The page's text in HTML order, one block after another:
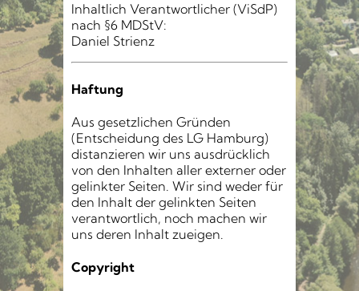
Inhaltlich Verantwortlicher (ViSdP)
nach §6 MDStV:
Daniel Strienz
Haftung
Aus gesetzlichen Gründen
(Entscheidung des LG Hamburg)
distanzieren wir uns ausdrücklich
von den Inhalten aller externer oder
gelinkter Seiten. Wir sind weder für
den Inhalt der gelinkten Seiten
verantwortlich, noch machen wir
uns deren Inhalt zueigen.
Copyright